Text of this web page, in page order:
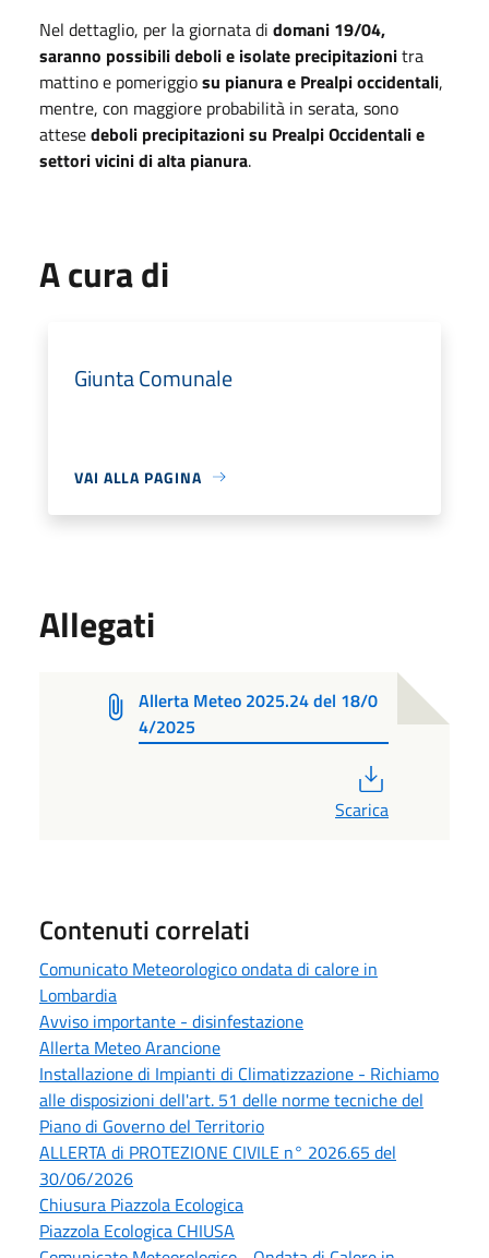
Nel dettaglio, per la giornata di domani 19/04,
saranno possibili deboli e isolate precipitazionitra
mattino e pomeriggiosu pianura e Prealpi occidentali,
mentre, con maggiore probabilità in serata, sono
attesedeboli precipitazioni su Prealpi Occidentali e
settori vicini di alta pianura.
A cura di
Giunta Comunale
VAI ALLA PAGINA
Allegati
Allerta Meteo 2025.24 del 18/0
4/2025
Scarica
Contenuti correlati
Comunicato Meteorologico ondata di calore in
Lombardia
Avviso importante - disinfestazione
Allerta Meteo Arancione
Installazione di Impianti di Climatizzazione - Richiamo
alle disposizioni dell'art. 51 delle norme tecniche del
Piano di Governo del Territorio
ALLERTA di PROTEZIONE CIVILE n° 2026.65 del
30/06/2026
Chiusura Piazzola Ecologica
Piazzola Ecologica CHIUSA